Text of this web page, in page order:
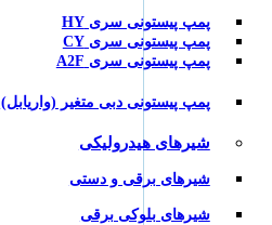
پمپ پیستونی سری HY
پمپ پیستونی سری CY
پمپ پیستونی سری A2F
پمپ پیستونی دبی متغیر (واریابل)
شیرهای هیدرولیکی
شیرهای برقی و دستی
شیرهای بلوکی برقی